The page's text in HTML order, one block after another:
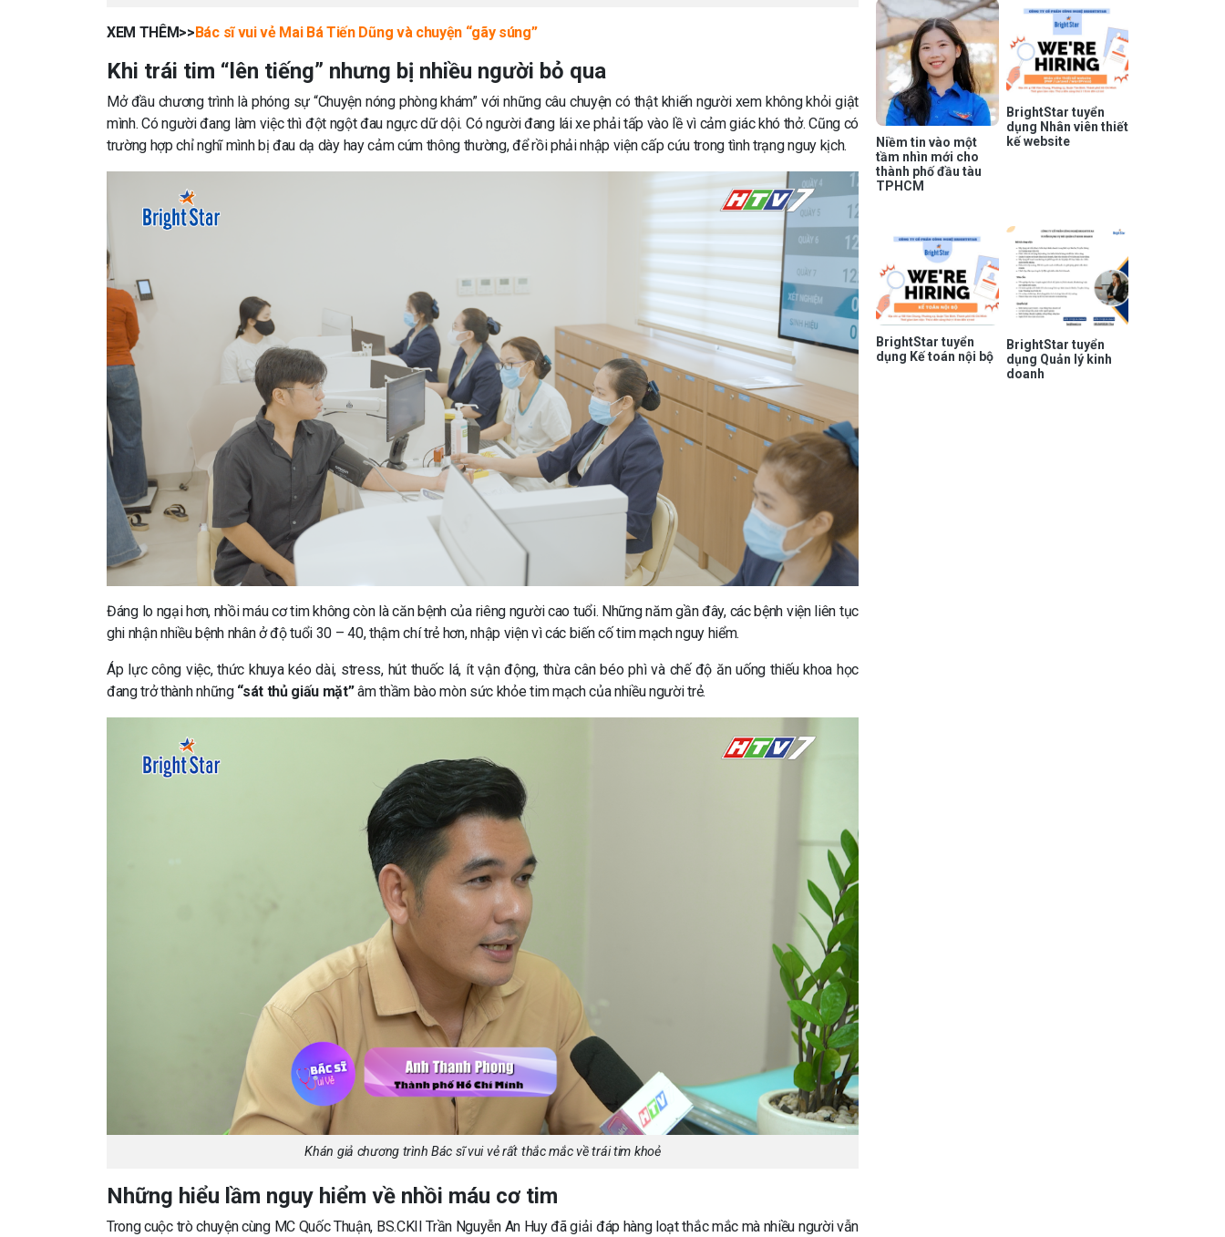
XEM THÊM>> Bác sĩ vui vẻ Mai Bá Tiến Dũng và chuyện “gãy súng”
Khi trái tim “lên tiếng” nhưng bị nhiều người bỏ qua
Mở đầu chương trình là phóng sự “Chuyện nóng phòng khám” với những câu chuyện có thật khiến người xem không khỏi giật
mình. Có người đang làm việc thì đột ngột đau ngực dữ dội. Có người đang lái xe phải tấp vào lề vì cảm giác khó thở. Cũng có
trường hợp chỉ nghĩ mình bị đau dạ dày hay cảm cúm thông thường, để rồi phải nhập viện cấp cứu trong tình trạng nguy kịch.
Đáng lo ngại hơn, nhồi máu cơ tim không còn là căn bệnh của riêng người cao tuổi. Những năm gần đây, các bệnh viện liên tục
ghi nhận nhiều bệnh nhân ở độ tuổi 30 – 40, thậm chí trẻ hơn, nhập viện vì các biến cố tim mạch nguy hiểm.
Áp lực công việc, thức khuya kéo dài, stress, hút thuốc lá, ít vận động, thừa cân béo phì và chế độ ăn uống thiếu khoa học
đang trở thành những “sát thủ giấu mặt”âm thầm bào mòn sức khỏe tim mạch của nhiều người trẻ.
Khán giả chương trình Bác sĩ vui vẻ rất thắc mắc về trái tim khoẻ
Những hiểu lầm nguy hiểm về nhồi máu cơ tim
Trong cuộc trò chuyện cùng MC Quốc Thuận, BS.CKII Trần Nguyễn An Huy đã giải đáp hàng loạt thắc mắc mà nhiều người vẫn
Niềm tin vào một
tầm nhìn mới cho
thành phố đầu tàu
TPHCM
BrightStar tuyển
dụng Nhân viên thiết
kế website
BrightStar tuyển
dụng Kế toán nội bộ
BrightStar tuyển
dụng Quản lý kinh
doanh